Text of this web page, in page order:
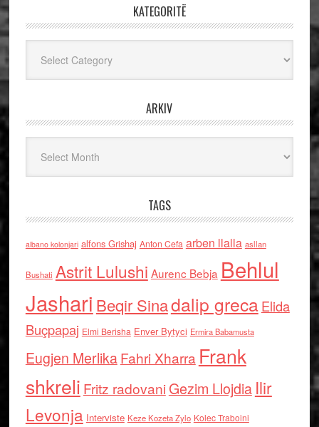
KATEGORITË
ARKIV
TAGS
albano kolonjari alfons Grishaj Anton Cefa arben llalla asllan
Bushati Astrit Lulushi Aurenc Bebja Behlul
Jashari Beqir Sinadalip grecaElida
Buçpapaj Elmi Berisha Enver Bytyci Ermira Babamusta
Eugjen MerlikaFahri Xharra Frank
shkreli Fritz radovaniGezim Llojdia Ilir
Levonja Interviste Keze Kozeta Zylo Kolec Traboini